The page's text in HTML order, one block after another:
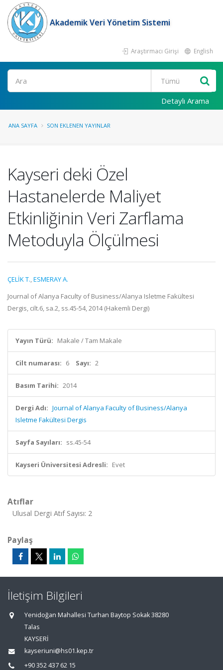
Akademik Veri Yönetim Sistemi
Araştırmacı Girişi English
Ara
Detaylı Arama
ANA SAYFA SON EKLENEN YAYINLAR
Kayseri deki Özel
Hastanelerde Maliyet
Etkinliğinin Veri Zarflama
Metoduyla Ölçülmesi
ÇELİK T.,ESMERAY A.
Journal of Alanya Faculty of Business/Alanya Isletme Fakültesi
Dergis, cilt.6, sa.2, ss.45-54, 2014 (Hakemli Dergi)
Yayın Türü: Makale / Tam Makale
Cilt numarası: 6 Sayı: 2
Basım Tarihi: 2014
Dergi Adı: Journal of Alanya Faculty of Business/Alanya
Isletme Fakültesi Dergis
Sayfa Sayıları: ss.45-54
Kayseri Üniversitesi Adresli: Evet
Atıflar
Ulusal Dergi Atıf Sayısı: 2
Paylaş
İletişim Bilgileri
Yenidoğan Mahallesi Turhan Baytop Sokak 38280
Talas
KAYSERİ
kayseriuni@hs01.kep.tr
+90 352 437 62 15